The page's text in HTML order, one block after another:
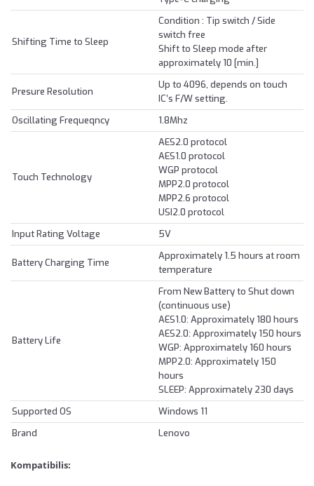
Shifting Time to Sleep
Condition : Tip switch / Side
switch free
Shift to Sleep mode after
approximately 10 [min.]
Presure Resolution
Up to 4096, depends on touch
IC’s F/W setting.
Oscillating Frequeqncy
1.8Mhz
Touch Technology
AES2.0 protocol
AES1.0 protocol
WGP protocol
MPP2.0 protocol
MPP2.6 protocol
USI2.0 protocol
Input Rating Voltage
5V
Battery Charging Time
Approximately 1.5 hours at room
temperature
Battery Life
From New Battery to Shut down
(continuous use)
AES1.0: Approximately 180 hours
AES2.0: Approximately 150 hours
WGP: Approximately 160 hours
MPP2.0: Approximately 150
hours
SLEEP: Approximately 230 days
Supported OS
Windows 11
Brand
Lenovo
Kompatibilis: